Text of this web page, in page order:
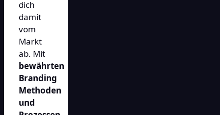
dich
damit
vom
Markt
ab. Mit
bewährten
Branding
Methoden
und